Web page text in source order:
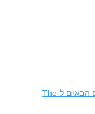
איפה שהיסטוריה פוגשת יוקרה: ברוכים הבאים ל-The